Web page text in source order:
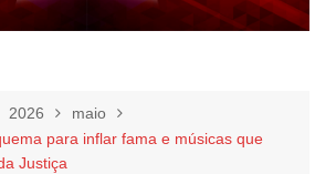
2026
maio
para inflar fama e músicas que
Justiça